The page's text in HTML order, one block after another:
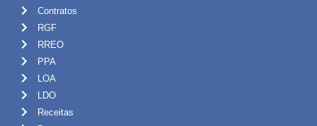
Contratos
RGF
RREO
PPA
LOA
LDO
Receitas